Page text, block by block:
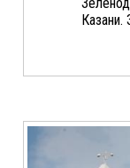
Казани.